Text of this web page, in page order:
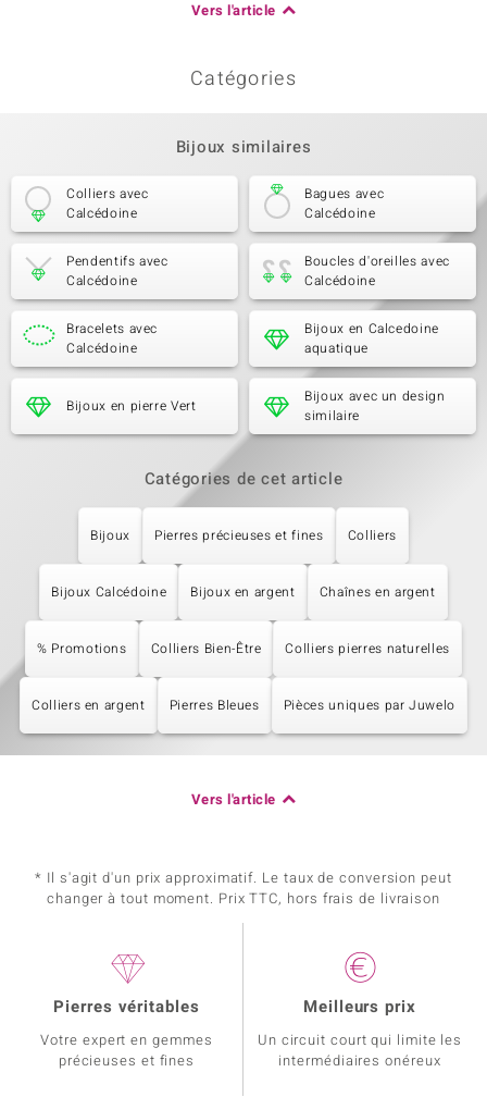
Vers l'article
Catégories
Bijoux similaires
Colliers avec
Calcédoine
Bagues avec
Calcédoine
Pendentifs avec
Calcédoine
Boucles d'oreilles avec
Calcédoine
Bracelets avec
Calcédoine
Bijoux en Calcedoine
aquatique
Bijoux en pierre Vert
Bijoux avec un design
similaire
Catégories de cet article
Bijoux Pierres précieuses et fines Colliers
Bijoux Calcédoine Bijoux en argent Chaînes en argent
% Promotions Colliers Bien-Être Colliers pierres naturelles
Colliers en argent Pierres Bleues Pièces uniques par Juwelo
Vers l'article
* Il s'agit d'un prix approximatif. Le taux de conversion peut
changer à tout moment. Prix TTC, hors frais de livraison
Pierres véritables
Votre expert en gemmes
précieuses et fines
Meilleurs prix
Un circuit court qui limite les
intermédiaires onéreux